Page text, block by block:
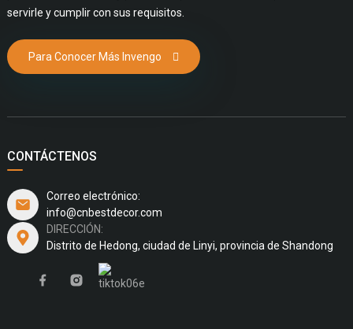
servirle y cumplir con sus requisitos.
Para Conocer Más Invengo
CONTÁCTENOS
Correo electrónico:
info@cnbestdecor.com
DIRECCIÓN:
Distrito de Hedong, ciudad de Linyi, provincia de Shandong